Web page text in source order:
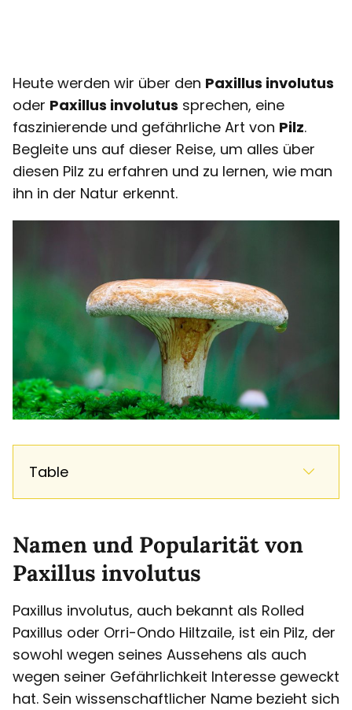
Heute werden wir über den Paxillus involutus
oder Paxillus involutus sprechen, eine
faszinierende und gefährliche Art von Pilz.
Begleite uns auf dieser Reise, um alles über
diesen Pilz zu erfahren und zu lernen, wie man
ihn in der Natur erkennt.
Table
Namen und Popularität von
Paxillus involutus
Paxillus involutus, auch bekannt als Rolled
Paxillus oder Orri-Ondo Hiltzaile, ist ein Pilz, der
sowohl wegen seines Aussehens als auch
wegen seiner Gefährlichkeit Interesse geweckt
hat. Sein wissenschaftlicher Name bezieht sich